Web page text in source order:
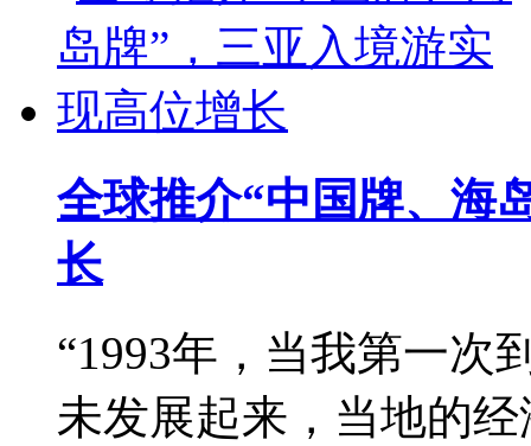
全球推介“中国牌、海
长
“1993年，当我第一次
未发展起来，当地的